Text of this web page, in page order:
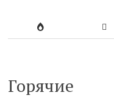
Горячие